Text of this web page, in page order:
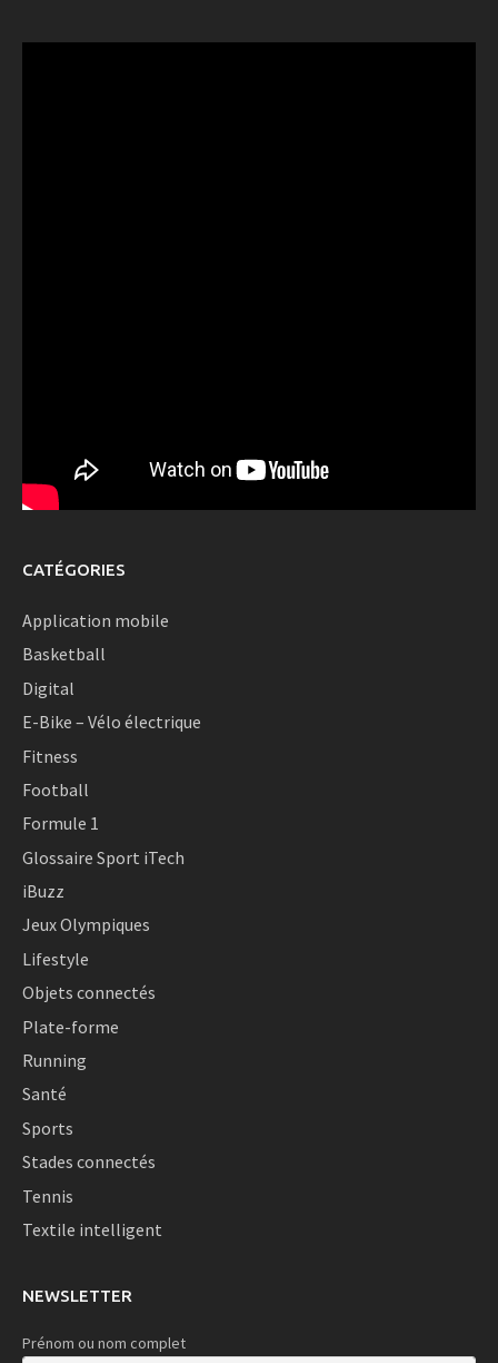
CATÉGORIES
Application mobile
Basketball
Digital
E-Bike – Vélo électrique
Fitness
Football
Formule 1
Glossaire Sport iTech
iBuzz
Jeux Olympiques
Lifestyle
Objets connectés
Plate-forme
Running
Santé
Sports
Stades connectés
Tennis
Textile intelligent
NEWSLETTER
Prénom ou nom complet